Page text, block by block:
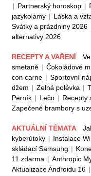
| Partnerský horoskop |
jazykolamy | Láska a
Svátky a prázdniny 2026
alternativy 2026
RECEPTY A VAŘENÍ
smetaně | Čokoládové
con carne | Sportovní
džem | Zelná polévka |
Perník | Lečo | Recepty
Zapečené brambory s
AKTUÁLNÍ TÉMATA
kyberútoky | Instalace
skládací Samsung |
11 zdarma | Anthropic
Aktualizace Androidu 16 |